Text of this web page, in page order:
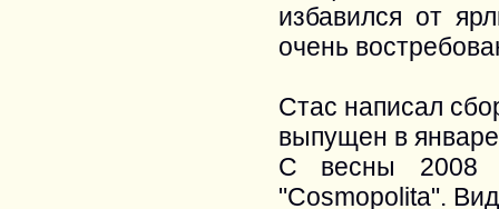
избавился от
очень
Стас написал
выпущен в
С весны 2008
"Cosmopolita".